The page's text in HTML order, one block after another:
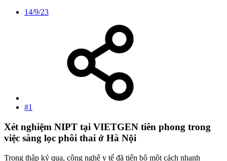
14/9/23
#1
Xét nghiệm NIPT tại VIETGEN tiên phong trong
việc sàng lọc phôi thai ở Hà Nội​
Trong thập kỷ qua, công nghệ y tế đã tiến bộ một cách nhanh